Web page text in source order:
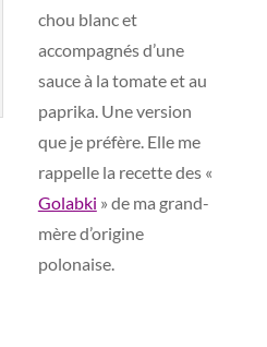
chou blanc et
accompagnés d’une
sauce à la tomate et au
paprika. Une version
que je préfère. Elle me
rappelle la recette des «
Golabki » de ma grand-
mère d’origine
polonaise.